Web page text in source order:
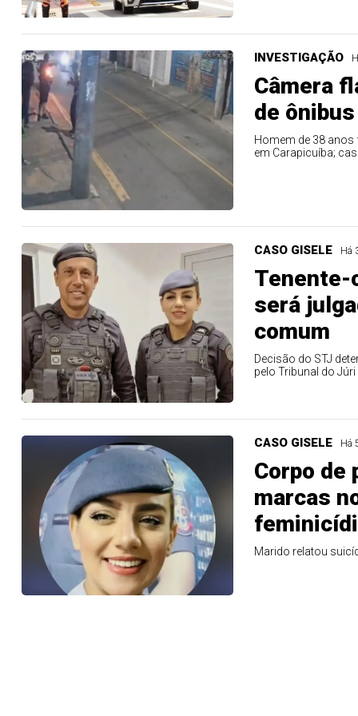
INVESTIGAÇÃO
Câmera
de
Homem de 38
em Carapicuíba;
CASO GISELE Há
Tenente-
será
comum
Decisão do STJ
pelo Tribunal do Júri
CASO GISELE Há
Corpo de
marcas
Marido relatou